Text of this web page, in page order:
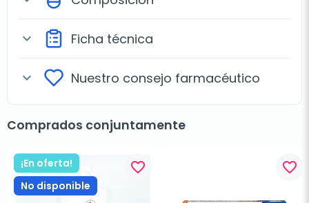
expand_more Ficha técnica
expand_more Nuestro consejo farmacéutico
Comprados conjuntamente
¡En oferta!
No disponible
favorite_border favorite_border